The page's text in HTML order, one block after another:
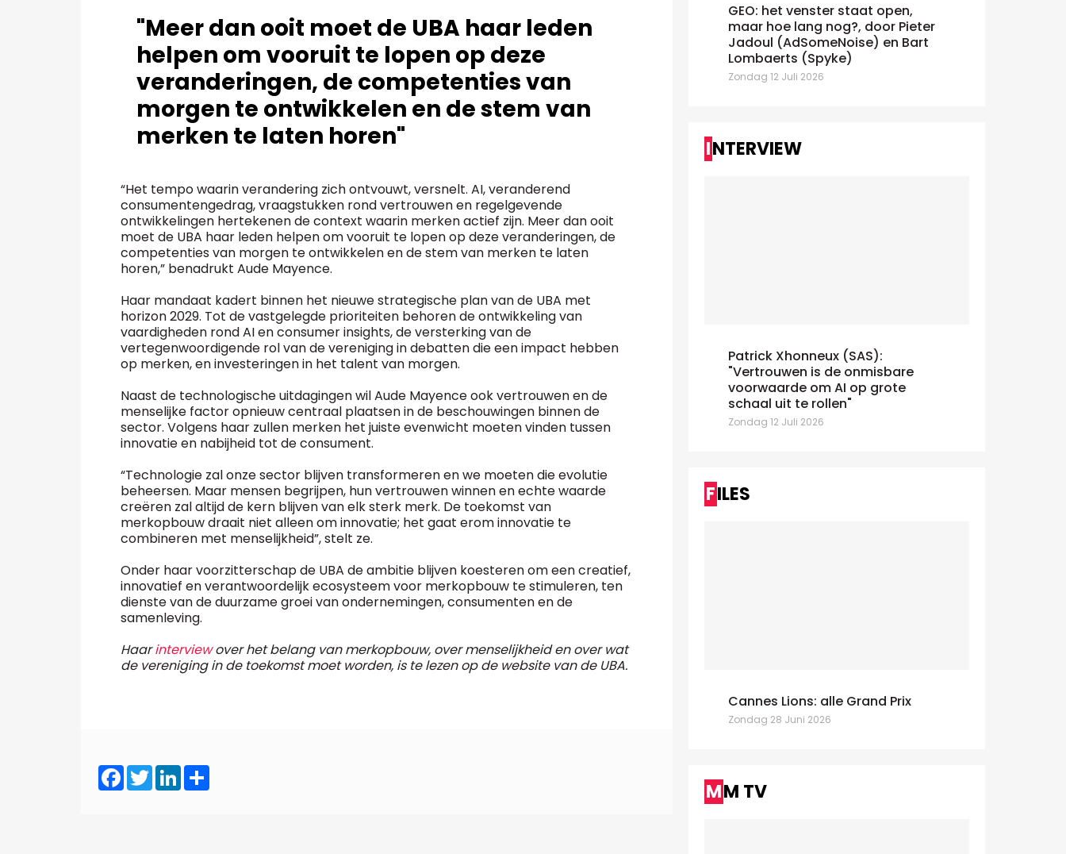
"Meer dan ooit moet de UBA haar leden
helpen om vooruit te lopen op deze
veranderingen, de competenties van
morgen te ontwikkelen en de stem van
merken te laten horen"
“Het tempo waarin verandering zich ontvouwt, versnelt. AI, veranderend
consumentengedrag, vraagstukken rond vertrouwen en regelgevende
ontwikkelingen hertekenen de context waarin merken actief zijn. Meer dan ooit
moet de UBA haar leden helpen om vooruit te lopen op deze veranderingen, de
competenties van morgen te ontwikkelen en de stem van merken te laten
horen,” benadrukt Aude Mayence.
Haar mandaat kadert binnen het nieuwe strategische plan van de UBA met
horizon 2029. Tot de vastgelegde prioriteiten behoren de ontwikkeling van
vaardigheden rond AI en consumer insights, de versterking van de
vertegenwoordigende rol van de vereniging in debatten die een impact hebben
op merken, en investeringen in het talent van morgen.
Naast de technologische uitdagingen wil Aude Mayence ook vertrouwen en de
menselijke factor opnieuw centraal plaatsen in de beschouwingen binnen de
sector. Volgens haar zullen merken het juiste evenwicht moeten vinden tussen
innovatie en nabijheid tot de consument.
“Technologie zal onze sector blijven transformeren en we moeten die evolutie
beheersen. Maar mensen begrijpen, hun vertrouwen winnen en echte waarde
creëren zal altijd de kern blijven van elk sterk merk. De toekomst van
merkopbouw draait niet alleen om innovatie; het gaat erom innovatie te
combineren met menselijkheid”, stelt ze.
Onder haar voorzitterschap de UBA de ambitie blijven koesteren om een creatief,
innovatief en verantwoordelijk ecosysteem voor merkopbouw te stimuleren, ten
dienste van de duurzame groei van ondernemingen, consumenten en de
samenleving.
Haarinterviewover het belang van merkopbouw, over menselijkheid en over wat
de vereniging in de toekomst moet worden, is te lezen op de website van de UBA.
Facebook
TwitterLinkedIn
GEO: het venster staat open,
maar hoe lang nog?, door Pieter
Jadoul (AdSomeNoise) en Bart
Lombaerts (Spyke)
Zondag 12 Juli 2026
INTERVIEW
Patrick Xhonneux (SAS):
"Vertrouwen is de onmisbare
voorwaarde om AI op grote
schaal uit te rollen"
Zondag 12 Juli 2026
FILES
Cannes Lions: alle Grand Prix
Zondag 28 Juni 2026
MM TV